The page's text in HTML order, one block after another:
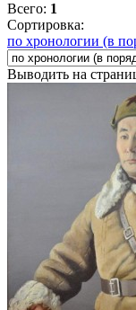
Всего: 1
Сортировка:
по хронологии (в
Выводить на